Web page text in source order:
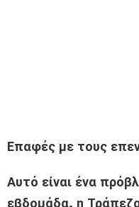
Επαφές με τους
Αυτό είναι ένα
εβδομάδα, η